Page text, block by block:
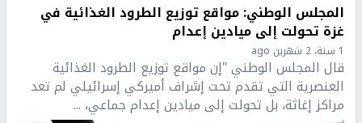
المجلس الوطني: مواقع توزيع الطرود الغذائية في
غزة تحولت إلى ميادين إعدام
1 سنة، 2 شهرين ago
قال المجلس الوطني "إن مواقع توزيع الطرود الغذائية
العنصرية التي تقدم تحت إشراف أميركي إسرائيلي لم تعد
مراكز إغاثة، بل تحولت إلى ميادين إعدام جماعي، ...